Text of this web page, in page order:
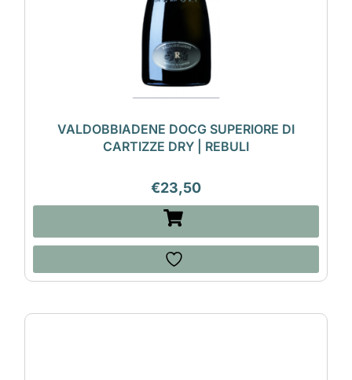
VALDOBBIADENE DOCG SUPERIORE DI
CARTIZZE DRY | REBULI
€23,50